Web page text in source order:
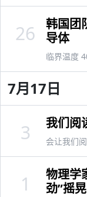
韩国团
导体
临界温度
26
7月17日
我们阅
会让我们
3
物理学
劲”摇
1